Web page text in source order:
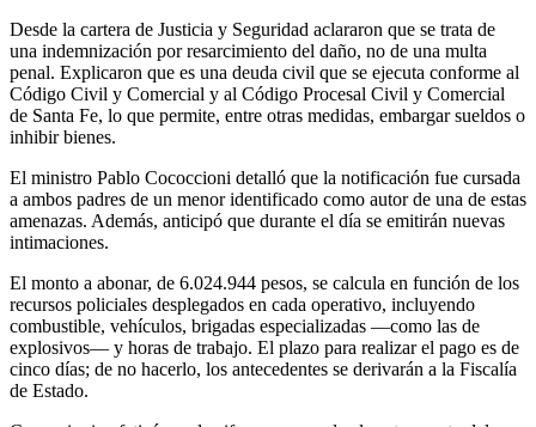
Desde la cartera de Justicia y Seguridad aclararon que se trata de
una indemnización por resarcimiento del daño, no de una multa
penal. Explicaron que es una deuda civil que se ejecuta conforme al
Código Civil y Comercial y al Código Procesal Civil y Comercial
de Santa Fe, lo que permite, entre otras medidas, embargar sueldos o
inhibir bienes.
El ministro Pablo Cococcioni detalló que la notificación fue cursada
a ambos padres de un menor identificado como autor de una de estas
amenazas. Además, anticipó que durante el día se emitirán nuevas
intimaciones.
El monto a abonar, de 6.024.944 pesos, se calcula en función de los
recursos policiales desplegados en cada operativo, incluyendo
combustible, vehículos, brigadas especializadas —como las de
explosivos— y horas de trabajo. El plazo para realizar el pago es de
cinco días; de no hacerlo, los antecedentes se derivarán a la Fiscalía
de Estado.